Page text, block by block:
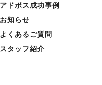
アドポス成功事例
お知らせ
よくあるご質問
スタッフ紹介